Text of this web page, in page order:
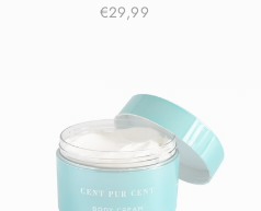
€29,99